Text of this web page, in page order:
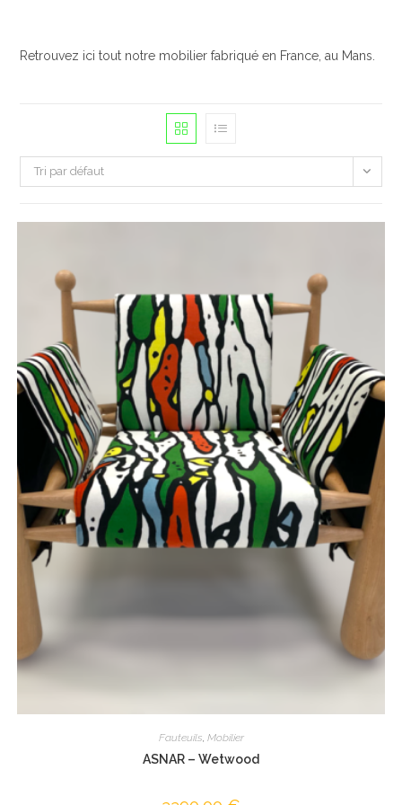
contentRetrouvez ici tout notre mobilier fabriqué en France, au Mans.
Tri par défaut
Fauteuils Mobilier
ASNAR – Wetwood